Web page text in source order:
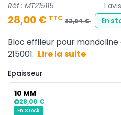
Réf : MT215115 1 avis
28,00 € TTC 32,94 € En
Bloc effileur pour mandoline
215001. Lire la suite
Epaisseur
10 MM
28,00 €
En Stock